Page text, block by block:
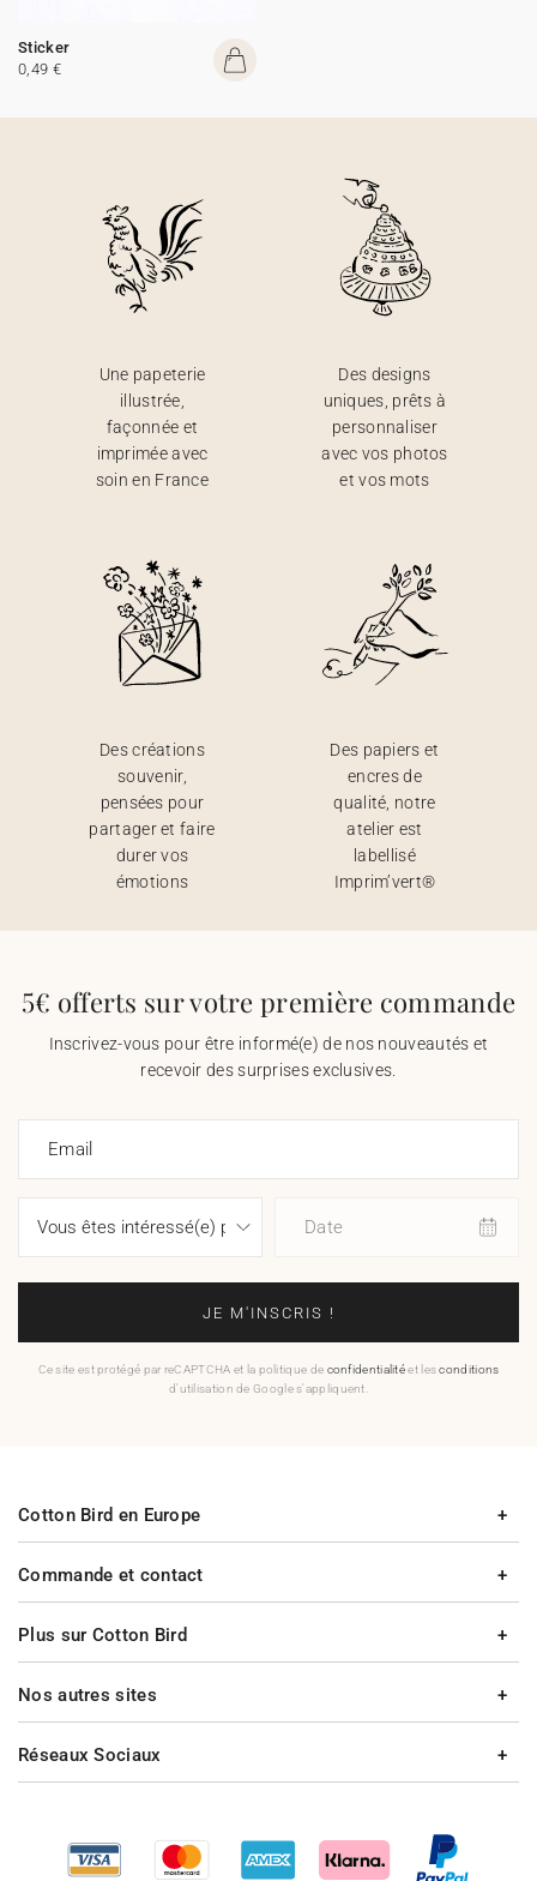
Sticker
0,49 €
Une papeterie
illustrée,
façonnée et
imprimée avec
soin en France
Des designs
uniques, prêts à
personnaliser
avec vos photos
et vos mots
Des créations
souvenir,
pensées pour
partager et faire
durer vos
émotions
Des papiers et
encres de
qualité, notre
atelier est
labellisé
Imprim’vert®
5€ offerts sur votre première commande
Inscrivez-vous pour être informé(e) de nos nouveautés et
recevoir des surprises exclusives.
Email
Date
JE M'INSCRIS !
Ce site est protégé par reCAPTCHA et la politique de confidentialitéet lesconditions
d'utilisation de Google s'appliquent.
Commande et contact
Plus sur Cotton Bird
Cotton Bird en Europe
Nos autres sites
Réseaux Sociaux